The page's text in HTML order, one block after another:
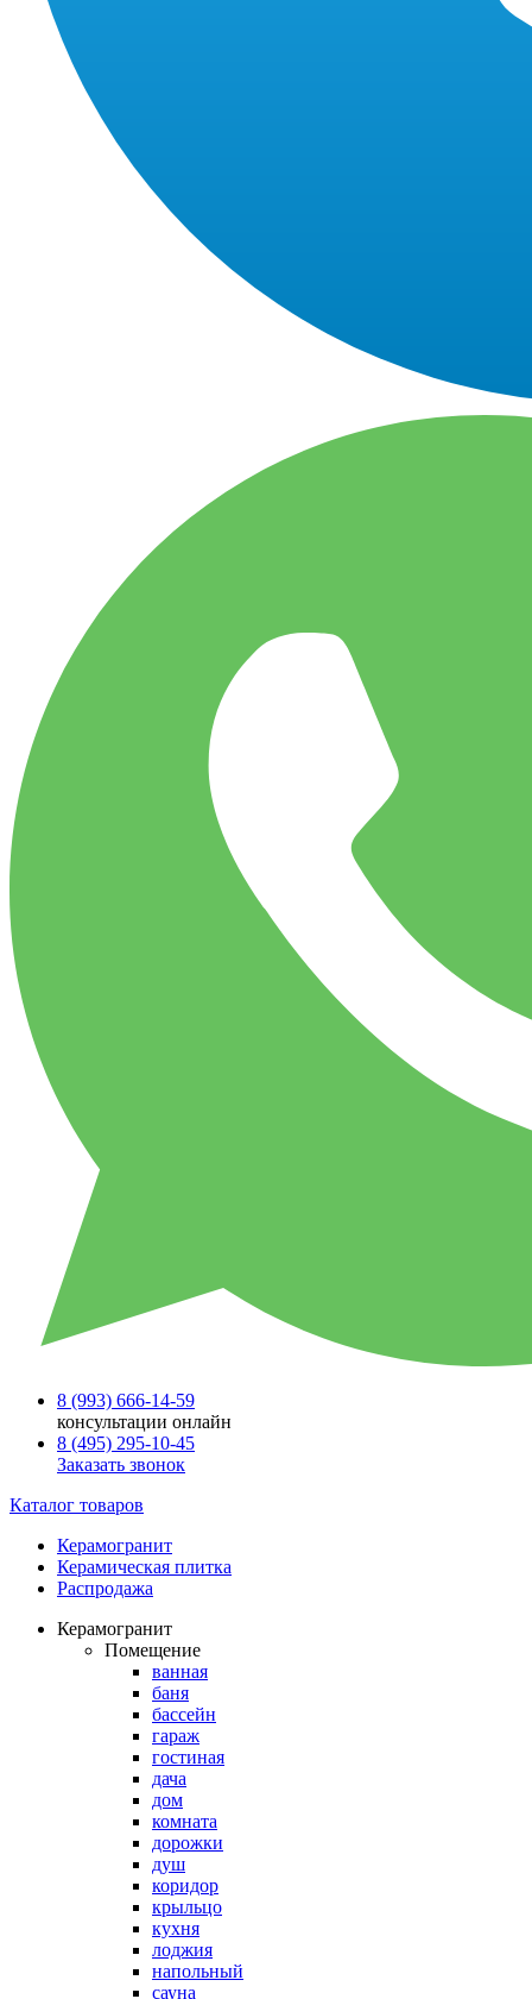
8 (993) 666-14-59
консультации онлайн
8 (495) 295-10-45
Заказать звонок
Каталог товаров
Керамогранит
Керамическая плитка
Распродажа
Керамогранит
Помещение
ванная
баня
бассейн
гараж
гостиная
дача
дом
комната
дорожки
душ
коридор
крыльцо
кухня
лоджия
напольный
сауна